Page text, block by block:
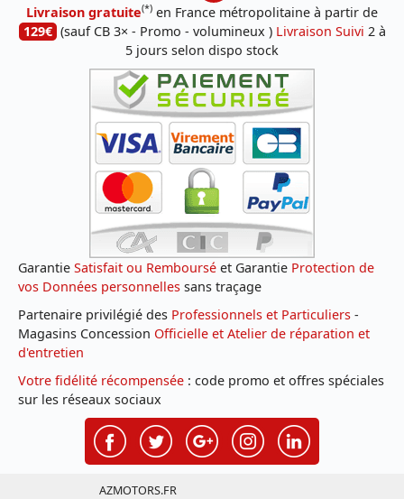
Livraison gratuite(*) en France métropolitaine à partir de
129€ (sauf CB 3× - Promo - volumineux ) Livraison Suivi 2 à
5 jours selon dispo stock
Garantie Satisfait ou Remboursé et Garantie Protection de
vos Données personnelles sans traçage
Partenaire privilégié des Professionnels et Particuliers -
Magasins Concession Officielle et Atelier de réparation et
d'entretien
Votre fidélité récompensée : code promo et offres spéciales
sur les réseaux sociaux
AZMOTORS.FR